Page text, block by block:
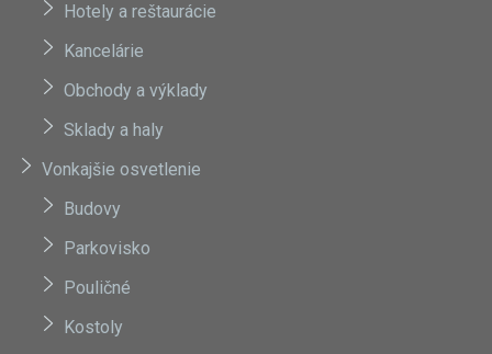
Hotely a reštaurácie
Kancelárie
Obchody a výklady
Sklady a haly
Vonkajšie osvetlenie
Budovy
Parkovisko
Pouličné
Kostoly